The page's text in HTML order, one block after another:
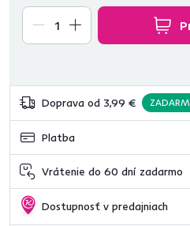
Doprava od 3,99 €
Platba
Vrátenie do 60 dní zadarmo
Dostupnosť v predajniach